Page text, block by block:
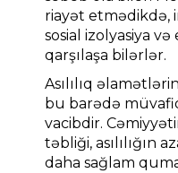
riayət etmədikdə,
sosial izolyasiya
qarşılaşa bilərlər.
Asılılıq
bu barədə
vacibdir.
təbliği, asılılığın
daha sağlam